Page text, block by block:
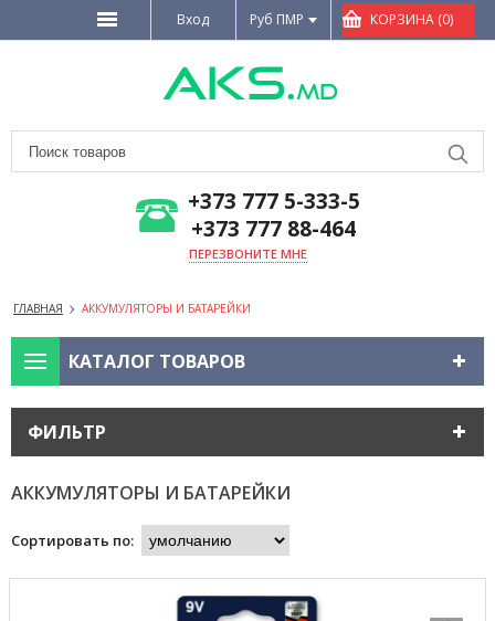
КОРЗИНА (0)
Руб ПМР
Вход
+373 777 5-333-5
+373 777 88-464
ПЕРЕЗВОНИТЕ МНЕ
ГЛАВНАЯ АККУМУЛЯТОРЫ И БАТАРЕЙКИ
КАТАЛОГ ТОВАРОВ
ФИЛЬТР
АККУМУЛЯТОРЫ И БАТАРЕЙКИ
Сортировать по: